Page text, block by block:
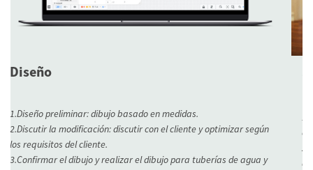
Confirmación de diseño
1.Confirmar los detalles del dibujo de producción, el cliente debe
confirmar el color, el material, los accesorios y los tamaños.
2.Firmar el dibujo del contrato, la cotización, el contrato, todos los
documentos por duplicado, firmar y sellar por ambas partes.